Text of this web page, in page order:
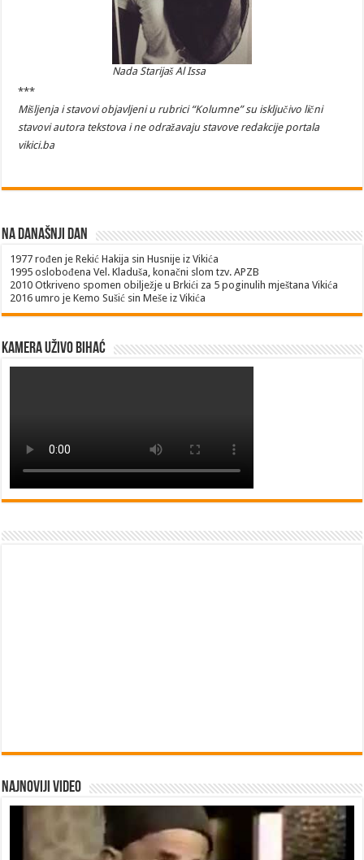
Nada Starijaš Al Issa
***
Mišljenja i stavovi objavljeni u rubrici “Kolumne” su isključivo lični
stavovi autora tekstova i ne odražavaju stavove redakcije portala
vikici.ba
Na današnji dan
1977 rođen je Rekić Hakija sin Husnije iz Vikića
1995 oslobođena Vel. Kladuša, konačni slom tzv. APZB
2010 Otkriveno spomen obilježje u Brkići za 5 poginulih mještana Vikića
2016 umro je Kemo Sušić sin Meše iz Vikića
Kamera uživo Bihać
Najnoviji video